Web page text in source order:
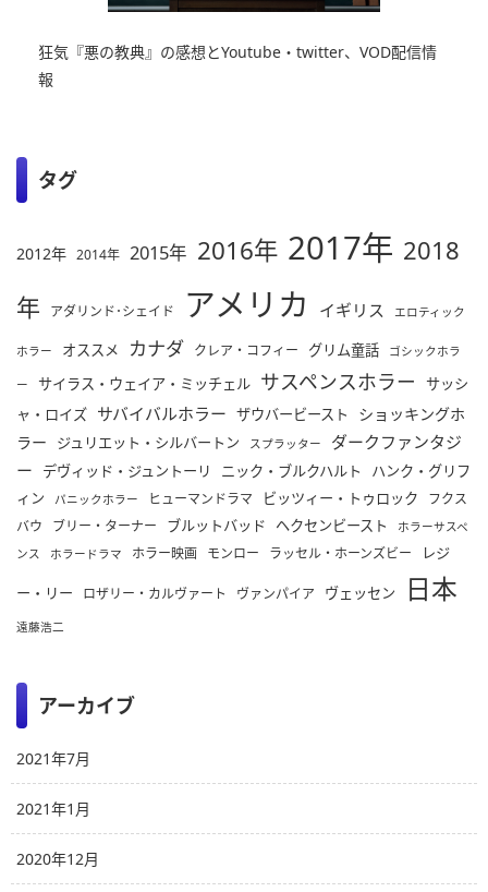
狂気『悪の教典』の感想とYoutube・twitter、VOD配信情
報
タグ
2012年 2014年 2015年 2016年 2017年 2018
年
アダリンド･シェイド アメリカ イギリス エロティック
ホラー オススメ カナダ クレア・コフィー グリム童話 ゴシックホラ
ー サイラス・ウェイア・ミッチェル サスペンスホラー
サッシ
ャ・ロイズ サバイバルホラー ザウバービースト
ショッキングホ
ラー
ジュリエット・シルバートン スプラッター
ダークファンタジ
ー
デヴィッド・ジュントーリ ニック・ブルクハルト
ハンク・グリフ
ィン
パニックホラー ヒューマンドラマ ビッツィー・トゥロック
フクス
バウ
ブリー・ターナー ブルットバッド ヘクセンビースト
ホラーサスペ
ンス
ホラードラマ ホラー映画 モンロー ラッセル・ホーンズビー レジ
ー・リー ロザリー・カルヴァート ヴァンパイア ヴェッセン 日本
遠藤浩二
アーカイブ
2021年7月
2021年1月
2020年12月